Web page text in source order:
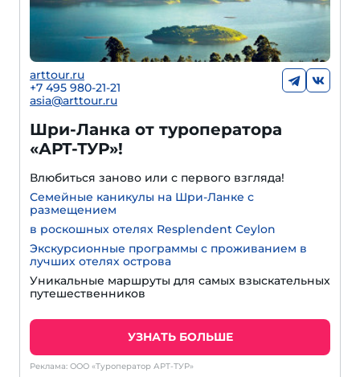
arttour.ru
+7 495 980-21-21
asia@arttour.ru
Шри-Ланка от туроператора
«АРТ-ТУР»!
Влюбиться заново или с первого взгляда!
Семейные каникулы на Шри-Ланке с
размещением
в роскошных отелях Resplendent Ceylon
Экскурсионные программы с проживанием в
лучших отелях острова
Уникальные маршруты для самых взыскательных
путешественников
УЗНАТЬ БОЛЬШЕ
Реклама: ООО «Туроператор АРТ-ТУР»